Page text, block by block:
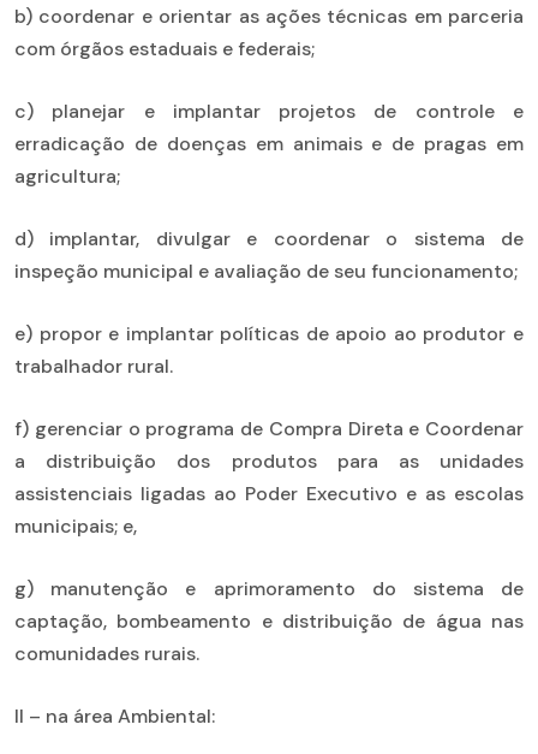
b) coordenar e orientar as ações técnicas em parceria
com órgãos estaduais e federais;
c) planejar e implantar projetos de controle e
erradicação de doenças em animais e de pragas em
agricultura;
d) implantar, divulgar e coordenar o sistema de
inspeção municipal e avaliação de seu funcionamento;
e) propor e implantar políticas de apoio ao produtor e
trabalhador rural.
f) gerenciar o programa de Compra Direta e Coordenar
a distribuição dos produtos para as unidades
assistenciais ligadas ao Poder Executivo e as escolas
municipais; e,
g) manutenção e aprimoramento do sistema de
captação, bombeamento e distribuição de água nas
comunidades rurais.
II – na área Ambiental: